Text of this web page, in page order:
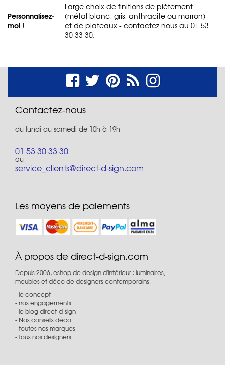
Personnalisez-
moi !
Large choix de finitions de piètement
(métal blanc, gris, anthracite ou marron)
et de plateaux - contactez nous au 01 53
30 33 30.
Contactez-nous
du lundi au samedi de 10h à 19h
01 53 30 33 30
ou
service_clients@direct-d-sign.com
Les moyens de paiements
À propos de direct-d-sign.com
Depuis 2006, eshop de design d'intérieur : luminaires,
meubles et déco de designers contemporains.
le concept
nos engagements
le blog direct-d-sign
Nos conseils déco
toutes nos marques
tous nos designers